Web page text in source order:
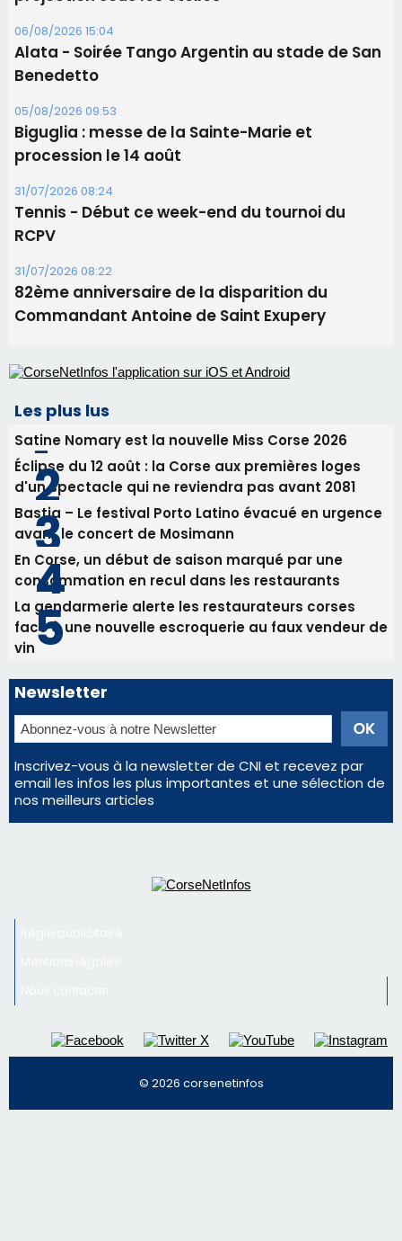
31/07/2026 08:24
Tennis - Début ce week-end du tournoi du
RCPV
31/07/2026 08:22
82ème anniversaire de la disparition du
Commandant Antoine de Saint Exupery
Les plus lus
Satine Nomary est la nouvelle Miss Corse 2026
Éclipse du 12 août : la Corse aux premières loges
d'un spectacle qui ne reviendra pas avant 2081
avant le concert de Mosimann
consommation en recul dans les restaurants
La gendarmerie alerte les restaurateurs corses
face à une nouvelle escroquerie au faux vendeur de
vin
Newsletter
Inscrivez-vous à la newsletter de CNI et recevez par
email les infos les plus importantes et une sélection de
nos meilleurs articles
Régie publicitaire
Mentions légales
Nous contacter